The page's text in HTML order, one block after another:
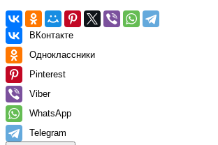
ВКонтакте
Одноклассники
Pinterest
Viber
WhatsApp
Telegram